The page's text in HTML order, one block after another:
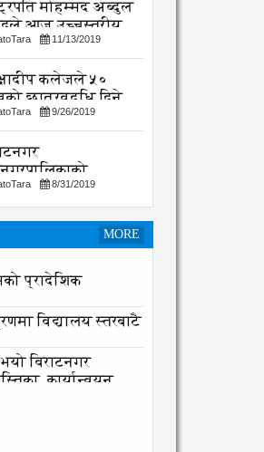
मोहम्मद अब्दुल
आज उच्चस्तरीय
गर्नु हुदै,
11/13/2019
कलेजले ५०
छात्रवृद्धि दिने
9/26/2019
-सुचना
8/31/2019
MORE
प्रादेशिक
विद्यालय स्तरबाटै